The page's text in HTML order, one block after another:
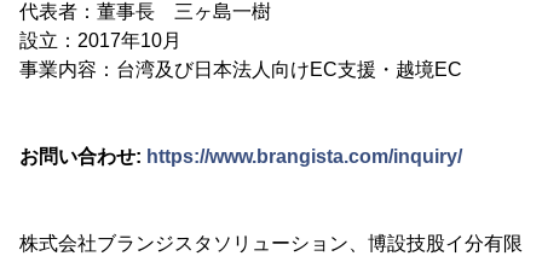
代表者：董事長 三ヶ島一樹
設立：2017年10月
事業内容：台湾及び日本法人向けEC支援・越境EC
お問い合わせ: https://www.brangista.com/inquiry/
株式会社ブランジスタソリューション、博設技股イ分有限